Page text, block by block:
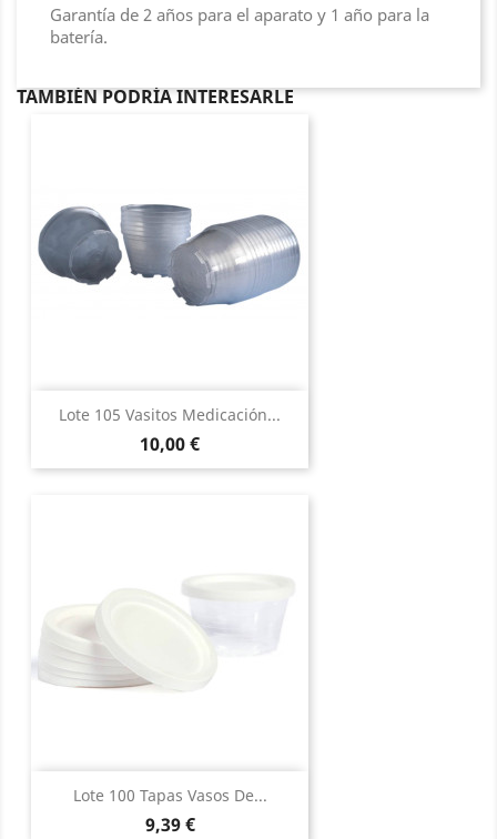
Garantía de 2 años para el aparato y 1 año para la
batería.
TAMBIÉN PODRÍA INTERESARLE
Lote 105 Vasitos Medicación...
Precio
10,00 €
Lote 100 Tapas Vasos De...
Precio
9,39 €